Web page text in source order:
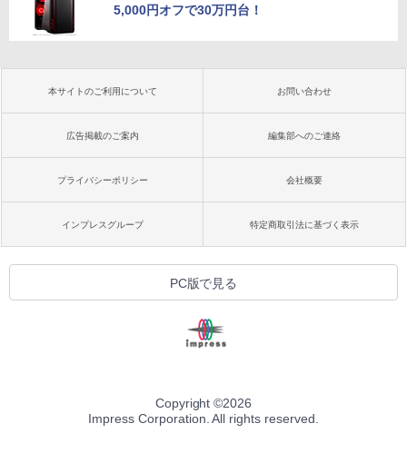
5,000円オフで30万円台！
本サイトのご利用について お問い合わせ
広告掲載のご案内 編集部へのご連絡
プライバシーポリシー 会社概要
インプレスグループ 特定商取引法に基づく表示
PC版で見る
Copyright ©2026
Impress Corporation. All rights reserved.